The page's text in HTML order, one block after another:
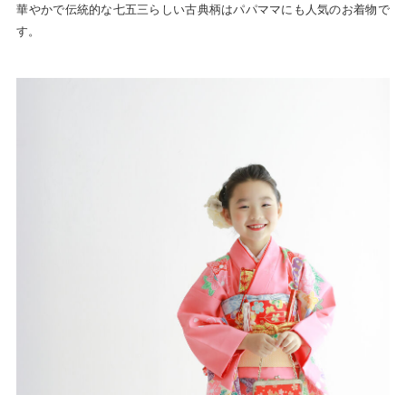
華やかで伝統的な七五三らしい古典柄はパパママにも人気のお着物で
す。